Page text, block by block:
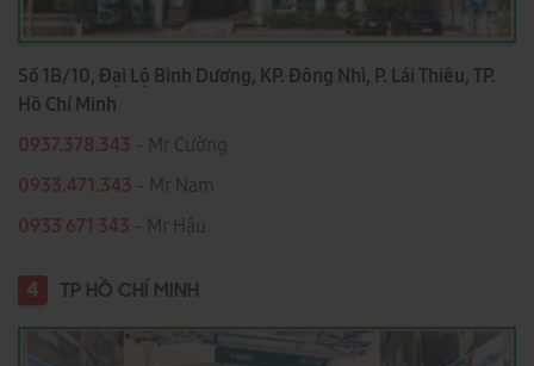
Số 1B/10, Đại Lộ Bình Dương, KP. Đông Nhì, P. Lái Thiêu, TP.
Hồ Chí Minh
0937.378.343 - Mr Cường
0933.471.343 - Mr Nam
0933 671 343 - Mr Hậu
4 TP HỒ CHÍ MINH